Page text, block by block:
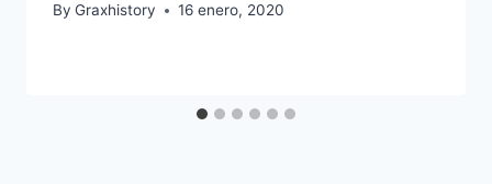
By Graxhistory 16 enero, 2020